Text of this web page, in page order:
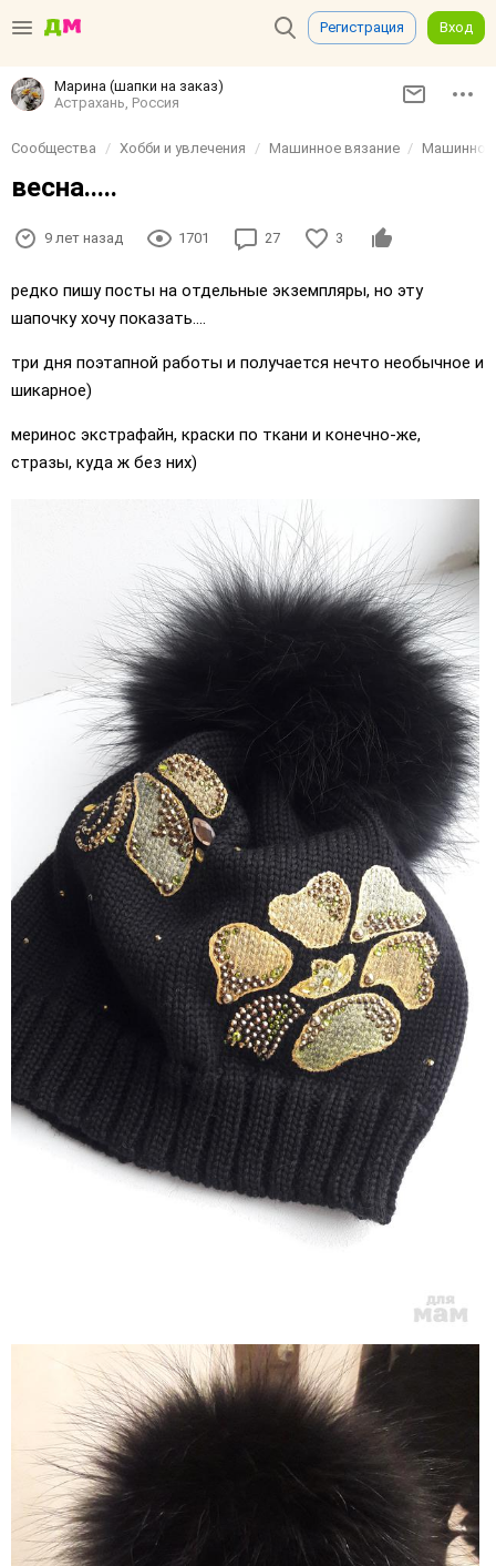
Регистрация Вход
Марина (шапки на заказ)
Астрахань, Россия
Сообщества Хобби и увлечения Машинное вязание Машинное
весна.....
9 лет назад 1701 27 3
редко пишу посты на отдельные экземпляры, но эту
шапочку хочу показать....
три дня поэтапной работы и получается нечто необычное и
шикарное)
меринос экстрафайн, краски по ткани и конечно-же,
стразы, куда ж без них)